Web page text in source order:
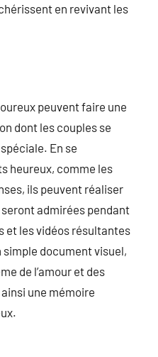
en revivant les
peuvent faire une
dont les couples se
En se
heureux, comme les
ils peuvent réaliser
admirées pendant
et les vidéos résultantes
simple document visuel,
de l’amour et des
une mémoire